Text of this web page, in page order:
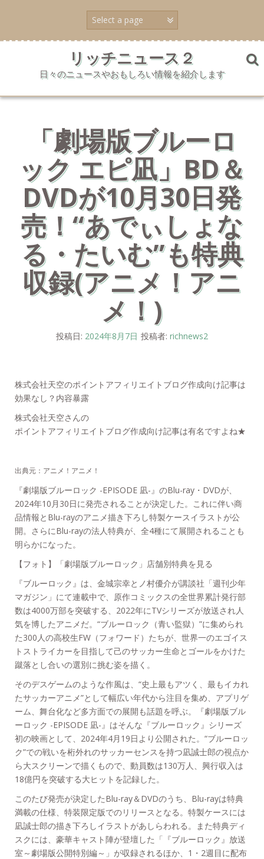
ン
ッ
リッチニュース２
日々のニュースやおもしろい情報を紹介します
「劇場版ブルーロ
ック エピ凪」BD＆
DVDが10月30日発
売！“あでぃしょな
る・たいむ”も特典
収録(アニメ！アニ
メ！)
投稿日: 2024年8月7日 投稿者: richnews2
株式会社天空のポイントアフィリエイトブログ作成向け記事は
効果なし？内容暴露
株式会社天空さんの
ポイントアフィリエイトブログ作成向け記事は有名ですよね★
出典元：アニメ！アニメ！
『劇場版ブルーロック -EPISODE 凪-』のBlu-ray・DVDが、
2024年10月30日に発売されることが決定した。これに伴い商
品情報とBlu-rayのアニメ描き下ろし特製ケースイラストが公
開。さらにBlu-rayの法人特典が、全4種にて展開されることも
明らかになった。
【フォト】「劇場版ブルーロック」店舗別特典を見る
『ブルーロック』は、金城宗幸とノ村優介が講談社「週刊少年
マガジン」にて連載中で、原作コミックスの全世界累計発行部
数は4000万部を突破する、2022年にTVシリーズが放送され人
気を博したアニメだ。“ブルーロック（青い監獄）”に集められ
た300人の高校生FW（フォワード）たちが、世界一のエゴイス
トストライカーを目指して己のサッカー生命とゴールをかけた
蹴落とし合いの選別に挑む姿を描く。
そのデスゲームのような作風は、“史上最もアツく、最もイカれ
たサッカーアニメ”として幅広い年代から注目を集め、アプリゲ
ーム、舞台化など多方面での展開も話題を呼ぶ。『劇場版ブル
ーロック -EPISODE 凪-』はそんな『ブルーロック』シリーズ
初の映画として、2024年4月19日より公開された。“ブルーロッ
ク”での戦いを桁外れのサッカーセンスを持つ凪誠士郎の視点か
ら大スクリーンで描くもので、動員数は130万人、興行収入は
18億円を突破する大ヒットを記録した。
このたび発売が決定したBlu-ray＆DVDのうち、Blu-rayは特典
満載の仕様、特装限定版でのリリースとなる。特製ケースには
凪誠士郎の描き下ろしイラストがあしらわれる。また特典ディ
スクには、豪華キャスト陣が登壇した「『ブルーロック』放送
室～劇場版公開特別編～」が収録されるほか、1・2週目に配布